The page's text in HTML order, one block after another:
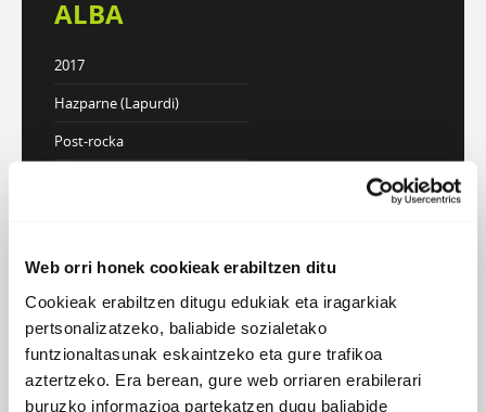
Web orri honek cookieak erabiltzen ditu
Cookieak erabiltzen ditugu edukiak eta iragarkiak
pertsonalizatzeko, baliabide sozialetako
funtzionaltasunak eskaintzeko eta gure trafikoa
aztertzeko. Era berean, gure web orriaren erabilerari
buruzko informazioa partekatzen dugu baliabide
ALBA
2017
Hazparne (Lapurdi)
Post-rocka